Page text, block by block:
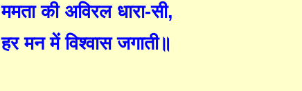
ममता की अविरल धारा-सी,
हर मन में विश्वास जगाती॥